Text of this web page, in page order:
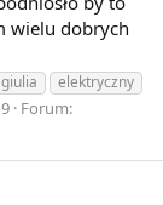
wielu dobrych
elektryczny
Forum: